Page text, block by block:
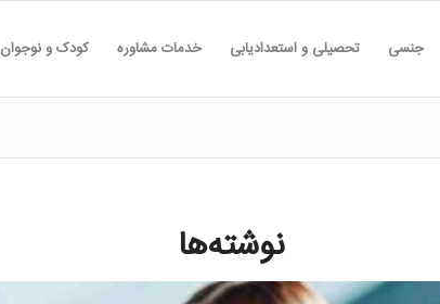
جنسی تحصیلی و استعدادیابی خدمات مشاوره کودک و نوجوان
نوشته‌ها